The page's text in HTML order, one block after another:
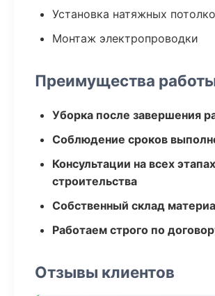
Установка натяжных
Монтаж электропроводки
Преимущества
Уборка после завершения
Соблюдение сроков
Консультации на всех этапах
строительства
Собственный склад
Работаем строго по
Отзывы клиентов